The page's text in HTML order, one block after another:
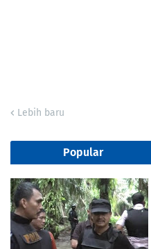
Lebih baru
Popular